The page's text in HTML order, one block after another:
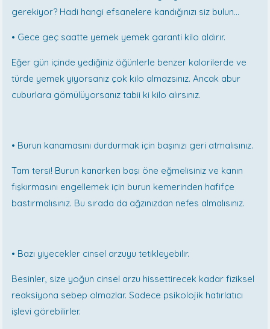
gerekiyor? Hadi hangi efsanelere kandığınızı siz bulun...
• Gece geç saatte yemek yemek garanti kilo aldırır.
Eğer gün içinde yediğiniz öğünlerle benzer kalorilerde ve
türde yemek yiyorsanız çok kilo almazsınız. Ancak abur
cuburlara gömülüyorsanız tabii ki kilo alırsınız.
• Burun kanamasını durdurmak için başınızı geri atmalısınız.
Tam tersi! Burun kanarken başı öne eğmelisiniz ve kanın
fışkırmasını engellemek için burun kemerinden hafifçe
bastırmalısınız. Bu sırada da ağzınızdan nefes almalısınız.
• Bazı yiyecekler cinsel arzuyu tetikleyebilir.
Besinler, size yoğun cinsel arzu hissettirecek kadar fiziksel
reaksiyona sebep olmazlar. Sadece psikolojik hatırlatıcı
işlevi görebilirler.